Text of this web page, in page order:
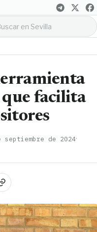
que facilita
septiembre de 2024·